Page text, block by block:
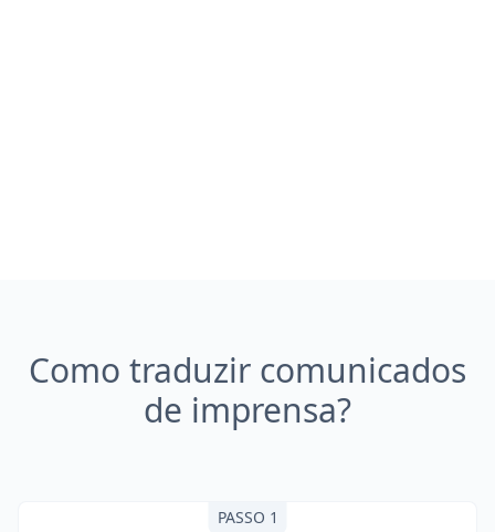
Como traduzir comunicados
de imprensa?
PASSO 1